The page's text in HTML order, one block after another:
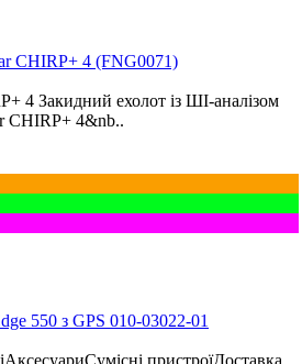
CHIRP+ 4 (FNG0071)
4 Закидний ехолот із ШІ-аналізом
CHIRP+ 4&nb..
550 з GPS 010-03022-01
пристроїДоставка